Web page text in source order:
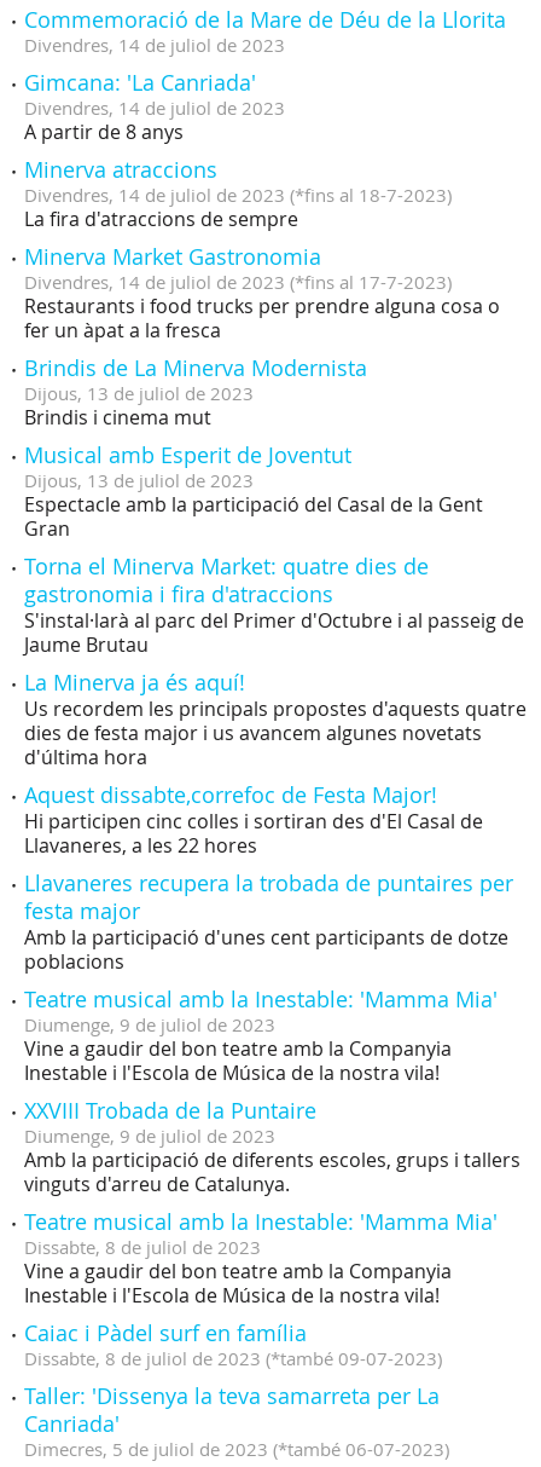
Commemoració de la Mare de Déu de la Llorita
Divendres, 14 de juliol de 2023
Gimcana: 'La Canriada'
Divendres, 14 de juliol de 2023
A partir de 8 anys
Minerva atraccions
Divendres, 14 de juliol de 2023 (*fins al 18-7-2023)
La fira d'atraccions de sempre
Minerva Market Gastronomia
Divendres, 14 de juliol de 2023 (*fins al 17-7-2023)
Restaurants i food trucks per prendre alguna cosa o
fer un àpat a la fresca
Brindis de La Minerva Modernista
Dijous, 13 de juliol de 2023
Brindis i cinema mut
Musical amb Esperit de Joventut
Dijous, 13 de juliol de 2023
Espectacle amb la participació del Casal de la Gent
Gran
Torna el Minerva Market: quatre dies de
gastronomia i fira d'atraccions
S'instal·larà al parc del Primer d'Octubre i al passeig de
Jaume Brutau
La Minerva ja és aquí!
Us recordem les principals propostes d'aquests quatre
dies de festa major i us avancem algunes novetats
d'última hora
Aquest dissabte,correfoc de Festa Major!
Hi participen cinc colles i sortiran des d'El Casal de
Llavaneres, a les 22 hores
Llavaneres recupera la trobada de puntaires per
festa major
Amb la participació d'unes cent participants de dotze
poblacions
Teatre musical amb la Inestable: 'Mamma Mia'
Diumenge, 9 de juliol de 2023
Vine a gaudir del bon teatre amb la Companyia
Inestable i l'Escola de Música de la nostra vila!
XXVIII Trobada de la Puntaire
Diumenge, 9 de juliol de 2023
Amb la participació de diferents escoles, grups i tallers
vinguts d'arreu de Catalunya.
Teatre musical amb la Inestable: 'Mamma Mia'
Dissabte, 8 de juliol de 2023
Vine a gaudir del bon teatre amb la Companyia
Inestable i l'Escola de Música de la nostra vila!
Caiac i Pàdel surf en família
Dissabte, 8 de juliol de 2023 (*també 09-07-2023)
Taller: 'Dissenya la teva samarreta per La
Canriada'
Dimecres, 5 de juliol de 2023 (*també 06-07-2023)